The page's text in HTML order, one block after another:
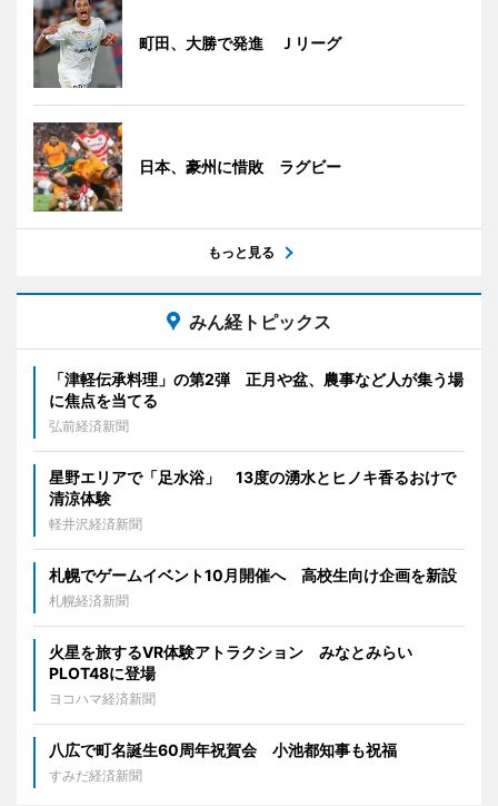
町田、大勝で発進 Ｊリーグ
日本、豪州に惜敗 ラグビー
もっと見る
みん経トピックス
「津軽伝承料理」の第2弾 正月や盆、農事など人が集う場
に焦点を当てる
弘前経済新聞
星野エリアで「足水浴」 13度の湧水とヒノキ香るおけで
清涼体験
軽井沢経済新聞
札幌でゲームイベント10月開催へ 高校生向け企画を新設
札幌経済新聞
火星を旅するVR体験アトラクション みなとみらい
PLOT48に登場
ヨコハマ経済新聞
八広で町名誕生60周年祝賀会 小池都知事も祝福
すみだ経済新聞